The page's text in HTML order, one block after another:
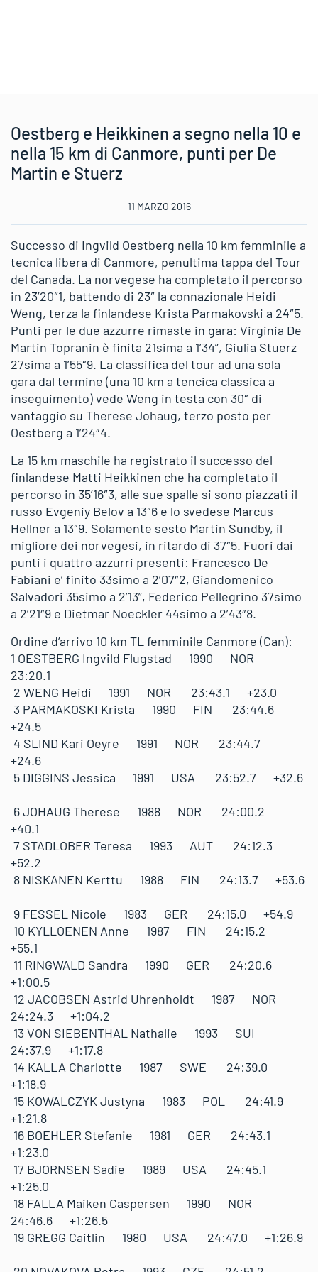
Oestberg e Heikkinen a segno nella 10 e
nella 15 km di Canmore, punti per De
Martin e Stuerz
11 MARZO 2016
Successo di Ingvild Oestberg nella 10 km femminile a
tecnica libera di Canmore, penultima tappa del Tour
del Canada. La norvegese ha completato il percorso
in 23’20″1, battendo di 23″ la connazionale Heidi
Weng, terza la finlandese Krista Parmakovski a 24″5.
Punti per le due azzurre rimaste in gara: Virginia De
Martin Topranin è finita 21sima a 1’34”, Giulia Stuerz
27sima a 1’55″9. La classifica del tour ad una sola
gara dal termine (una 10 km a tencica classica a
inseguimento) vede Weng in testa con 30″ di
vantaggio su Therese Johaug, terzo posto per
Oestberg a 1’24″4.
La 15 km maschile ha registrato il successo del
finlandese Matti Heikkinen che ha completato il
percorso in 35’16″3, alle sue spalle si sono piazzati il
russo Evgeniy Belov a 13″6 e lo svedese Marcus
Hellner a 13″9. Solamente sesto Martin Sundby, il
migliore dei norvegesi, in ritardo di 37″5. Fuori dai
punti i quattro azzurri presenti: Francesco De
Fabiani e’ finito 33simo a 2’07″2, Giandomenico
Salvadori 35simo a 2’13”, Federico Pellegrino 37simo
a 2’21″9 e Dietmar Noeckler 44simo a 2’43″8.
Ordine d’arrivo 10 km TL femminile Canmore (Can):
1 OESTBERG Ingvild Flugstad 1990 NOR
23:20.1
2 WENG Heidi 1991 NOR 23:43.1 +23.0
3 PARMAKOSKI Krista 1990 FIN 23:44.6
+24.5
4 SLIND Kari Oeyre 1991 NOR 23:44.7
+24.6
5 DIGGINS Jessica 1991 USA 23:52.7 +32.6
6 JOHAUG Therese 1988 NOR 24:00.2
+40.1
7 STADLOBER Teresa 1993 AUT 24:12.3
+52.2
8 NISKANEN Kerttu 1988 FIN 24:13.7 +53.6
9 FESSEL Nicole 1983 GER 24:15.0 +54.9
10 KYLLOENEN Anne 1987 FIN 24:15.2
+55.1
11 RINGWALD Sandra 1990 GER 24:20.6
+1:00.5
12 JACOBSEN Astrid Uhrenholdt 1987 NOR
24:24.3 +1:04.2
13 VON SIEBENTHAL Nathalie 1993 SUI
24:37.9 +1:17.8
14 KALLA Charlotte 1987 SWE 24:39.0
+1:18.9
15 KOWALCZYK Justyna 1983 POL 24:41.9
+1:21.8
16 BOEHLER Stefanie 1981 GER 24:43.1
+1:23.0
17 BJORNSEN Sadie 1989 USA 24:45.1
+1:25.0
18 FALLA Maiken Caspersen 1990 NOR
24:46.6 +1:26.5
19 GREGG Caitlin 1980 USA 24:47.0 +1:26.9